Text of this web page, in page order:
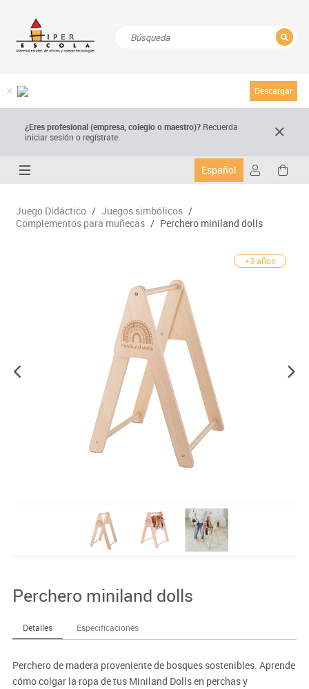
Descargar
¿Eres profesional (empresa, colegio o maestro)? Recuerda
iniciar sesión o regístrate.
Español
Juego Didáctico / Juegos simbólicos /
Complementos para muñecas / Perchero miniland dolls
+3 años
Perchero miniland dolls
Detalles Especificaciones
Perchero de madera proveniente de bosques sostenibles. Aprende
cómo colgar la ropa de tus Miniland Dolls en perchas y